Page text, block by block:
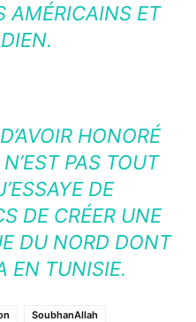
AMÉRICAINS ET
HONORÉ
PAS TOUT
DE
DE CRÉER UNE
DU NORD DONT
EN TUNISIE.
SoubhanAllah